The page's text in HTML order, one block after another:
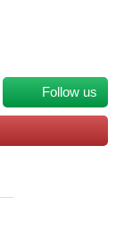
Follow us